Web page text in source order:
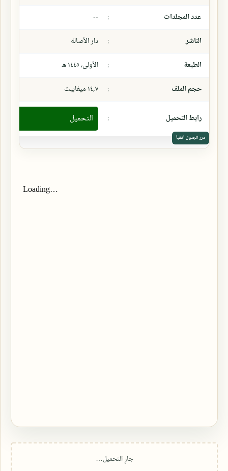
عدد المجلدات
:
--
الناشر
:
دار الأصالة
الطبعة
:
الأولى، ١٤٤٥ ھ
حجم الملف
: ١٤,٧ ميغابيت
رابط التحميل : التحميل